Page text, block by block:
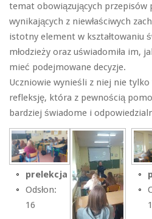
temat obowiązujących przepisów
wynikających z niewłaściwych
istotny element w kształtowaniu
młodzieży oraz uświadomiła im,
mieć podejmowane decyzje.
Uczniowie wynieśli z niej nie
refleksję, która z pewnością
bardziej świadome i
prelekcja
Odsłon:
16